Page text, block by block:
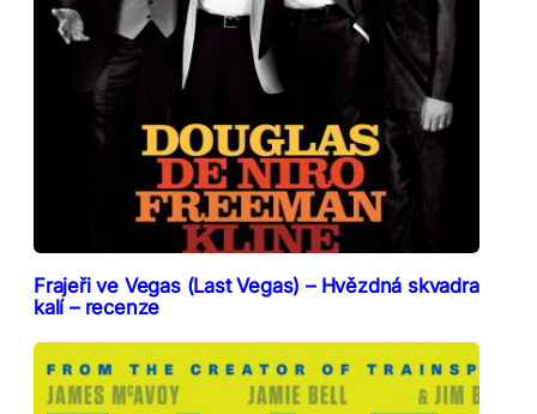
Frajeři ve Vegas (Last Vegas) – Hvězdná skvadra
kalí – recenze